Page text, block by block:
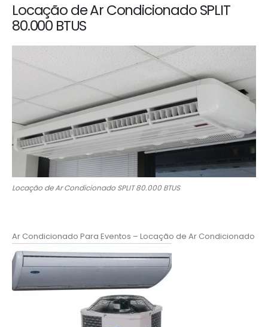
Locação de Ar Condicionado SPLIT
80.000 BTUS
Locação de Ar Condicionado SPLIT 80.000 BTUS
Ar Condicionado Para Eventos – Locação de Ar Condicionado